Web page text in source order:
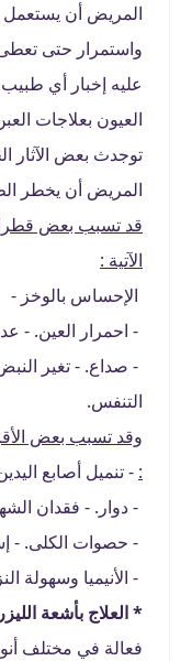
المريض أن يستعمل
واستمرار حتى
عليه إخبار أي
العيون بعلاجات
توجدث بعض الآثار
المريض أن يخطر
قد تسبب بعض
الآتية :
الإحساس بالوخز -
- احمرار العين. -
- صداع. - تغير
التنفس.
وقد تسبب بعض
: - تنميل أصابع
- دوار. - فقدان
- حصوات الكلى. -
- الأنيميا وسهولة
* العلاج بأشعة
فعالة في مختلف